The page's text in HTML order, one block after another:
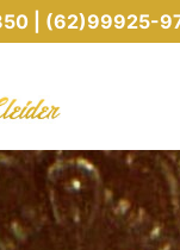
| (62)99925-